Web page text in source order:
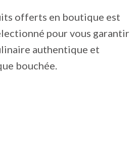
offerts en boutique est
pour vous garantir
authentique et
bouchée.